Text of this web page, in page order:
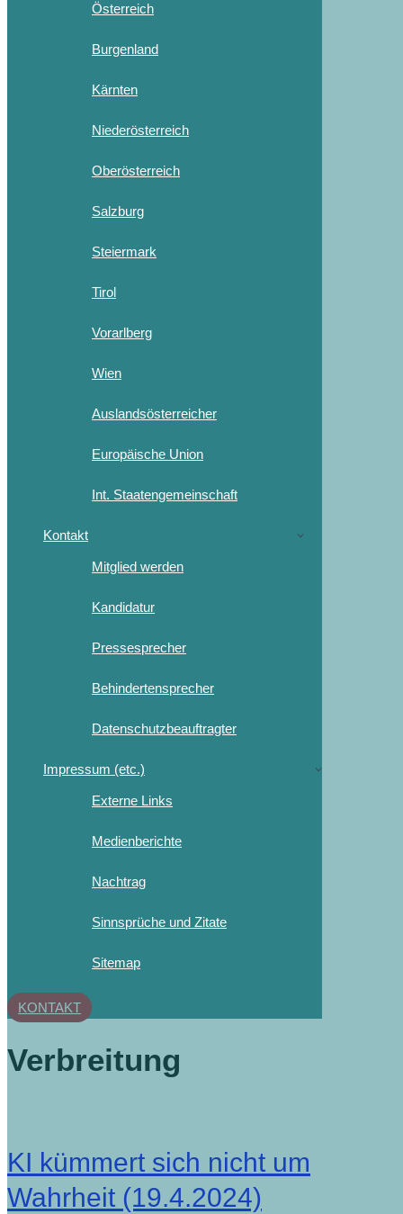
Österreich
Burgenland
Kärnten
Niederösterreich
Oberösterreich
Salzburg
Steiermark
Tirol
Vorarlberg
Wien
Auslandsösterreicher
Europäische Union
Int. Staatengemeinschaft
Kontakt
Mitglied werden
Kandidatur
Pressesprecher
Behindertensprecher
Datenschutzbeauftragter
Impressum (etc.)
Externe Links
Medienberichte
Nachtrag
Sinnsprüche und Zitate
Sitemap
KONTAKT
Verbreitung
KI kümmert sich nicht um
Wahrheit (19.4.2024)